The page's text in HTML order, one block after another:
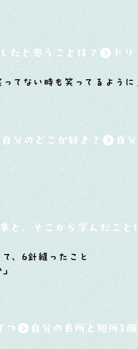
たと思うことは？
てない時も笑ってるよう
と、そこから学んだこと
、6針縫ったこと
つ